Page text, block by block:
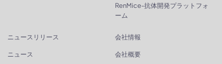
RenMice-抗体開発プラットフォ
ーム
ニュースリリース
ニュース
会社情報
会社概要